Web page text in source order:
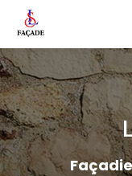
contenu
principal